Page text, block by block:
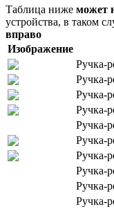
Таблица ниже может
устройства, в таком
вправо
Изображение
Ручка-
Ручка-
Ручка-
Ручка-
Ручка-
Ручка-
Ручка-
Ручка-
Ручка-
Ручка-